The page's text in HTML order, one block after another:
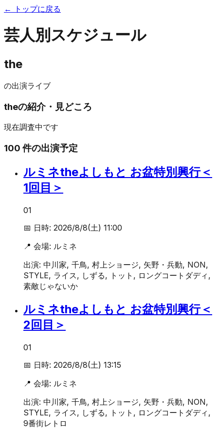
← トップに戻る
芸人別スケジュール
the
の出演ライブ
theの紹介・見どころ
現在調査中です
100 件の出演予定
ルミネtheよしもと お盆特別興行＜
1回目＞
01
📅 日時: 2026/8/8(土) 11:00
📍 会場: ルミネ
出演: 中川家, 千鳥, 村上ショージ, 矢野・兵動, NON,
STYLE, ライス, しずる, トット, ロングコートダディ,
素敵じゃないか
ルミネtheよしもと お盆特別興行＜
2回目＞
01
📅 日時: 2026/8/8(土) 13:15
📍 会場: ルミネ
出演: 中川家, 千鳥, 村上ショージ, 矢野・兵動, NON,
STYLE, ライス, しずる, トット, ロングコートダディ,
9番街レトロ